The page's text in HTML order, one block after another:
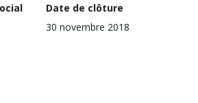
Date de clôture
30 novembre 2018